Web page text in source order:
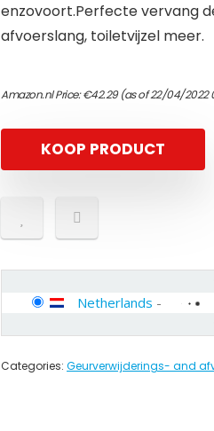
enzovoort.Perfecte vervang
afvoerslang, toiletvijzel meer.
Amazon.nl Price:€42.29(as of 22/04/2022
KOOP PRODUCT
Netherlands -
Categories: Geurverwijderings- and